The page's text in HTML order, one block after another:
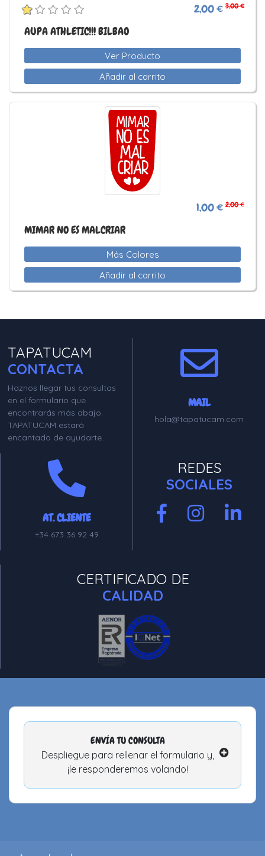
2,00 € 3,00 €
AUPA ATHLETIC!!! BILBAO
Ver Producto
Añadir al carrito
1,00 € 2,00 €
MIMAR NO ES MALCRIAR
Más Colores
Añadir al carrito
TAPATUCAM
CONTACTA
Haznos llegar tus consultas
en el formulario que
encontrarás más abajo.
TAPATUCAM estará
encantado de ayudarte.
MAIL
hola@tapatucam.com
AT. CLIENTE
+34 673 36 92 49
REDES
SOCIALES
CERTIFICADO DE
CALIDAD
ENVÍA TU CONSULTA
Despliegue para rellenar el formulario y,
¡le responderemos volando!